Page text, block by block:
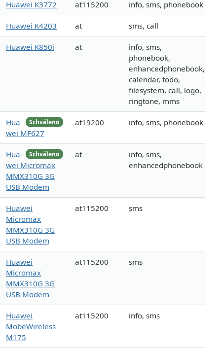
Huawei K3772 at115200 info, sms, phonebook
Huawei K4203 at sms, call
Huawei K850i at
info, sms,
phonebook,
enhancedphonebook,
calendar, todo,
filesystem, call, logo,
ringtone, mms
Schváleno
Hua
wei MF627
at19200 info, sms, phonebook
Schváleno
Hua
wei Micromax
MMX310G 3G
USB Modem
at
info, sms,
enhancedphonebook
Huawei
Micromax
MMX310G 3G
USB Modem
at115200 sms
Huawei
Micromax
MMX310G 3G
USB Modem
at115200 sms
Huawei
MobeWireless
M175
at115200 info, sms